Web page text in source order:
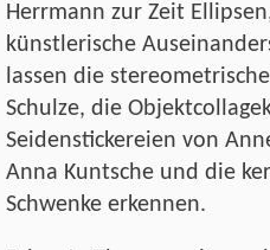
Herrmann zur Zeit
künstlerische
lassen die
Schulze, die
Seidenstickereien von
Anna Kuntsche und die
Schwenke erkennen.